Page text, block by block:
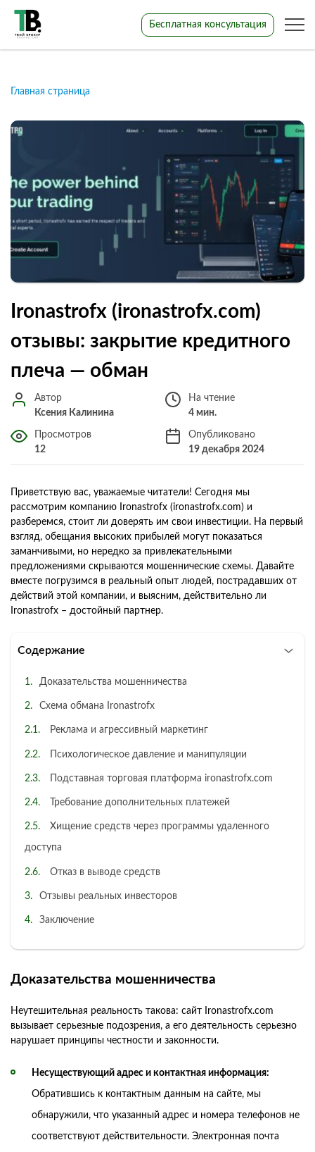
Бесплатная консультация
Главная страница
Ironastrofx (ironastrofx.com)
отзывы: закрытие кредитного
плеча — обман
Автор
Ксения Калинина
На чтение
4 мин.
Просмотров
12
Опубликовано
19 декабря 2024
Приветствую вас, уважаемые читатели! Сегодня мы
рассмотрим компанию Ironastrofx (ironastrofx.com) и
разберемся, стоит ли доверять им свои инвестиции. На первый
взгляд, обещания высоких прибылей могут показаться
заманчивыми, но нередко за привлекательными
предложениями скрываются мошеннические схемы. Давайте
вместе погрузимся в реальный опыт людей, пострадавших от
действий этой компании, и выясним, действительно ли
Ironastrofx – достойный партнер.
Содержание
Доказательства мошенничества
Схема обмана Ironastrofx
Реклама и агрессивный маркетинг
Психологическое давление и манипуляции
Подставная торговая платформа ironastrofx.com
Требование дополнительных платежей
Хищение средств через программы удаленного
доступа
Отказ в выводе средств
Отзывы реальных инвесторов
Заключение
Доказательства мошенничества
Неутешительная реальность такова: сайт Ironastrofx.com
вызывает серьезные подозрения, а его деятельность серьезно
нарушает принципы честности и законности.
Несуществующий адрес и контактная информация:
Обратившись к контактным данным на сайте, мы
обнаружили, что указанный адрес и номера телефонов не
соответствуют действительности. Электронная почта